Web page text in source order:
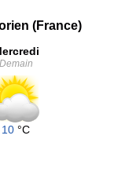
(France)
Demain
10 °C